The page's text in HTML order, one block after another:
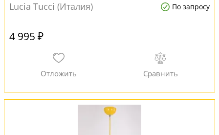
Lucia Tucci (Италия)
По запросу
4 995 ₽